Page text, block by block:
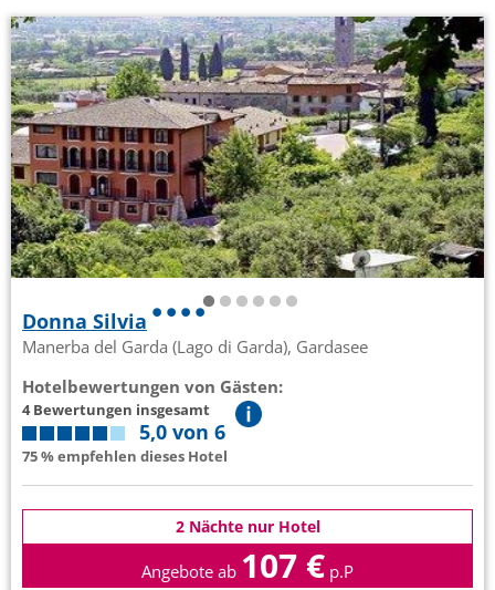
Donna Silvia
Manerba del Garda (Lago di Garda), Gardasee
Hotelbewertungen von Gästen:
4 Bewertungen insgesamt
5,0 von 6
75 % empfehlen dieses Hotel
2 Nächte nur Hotel
Angebote ab 107 € p.P